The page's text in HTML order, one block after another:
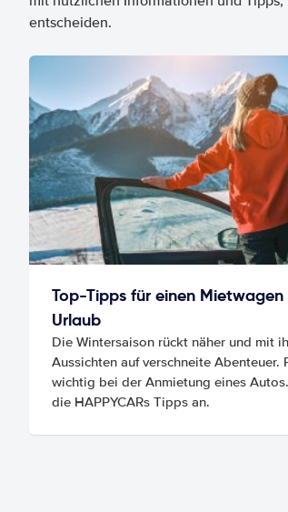
entscheiden.
Top-Tipps für einen Mietwagen
Urlaub
Die Wintersaison rückt näher und mit
Aussichten auf verschneite Abenteuer.
wichtig bei der Anmietung eines
die HAPPYCARs Tipps an.